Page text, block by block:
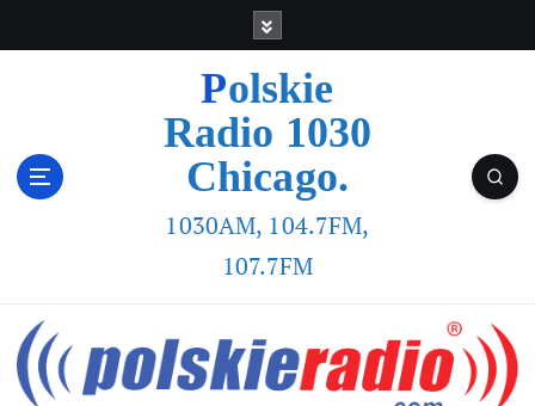
Polskie
Radio 1030
Chicago.
1030AM, 104.7FM,
107.7FM